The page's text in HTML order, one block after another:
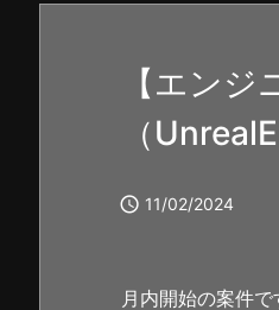
【エン
（
 11/02/2024
月内開始の案件